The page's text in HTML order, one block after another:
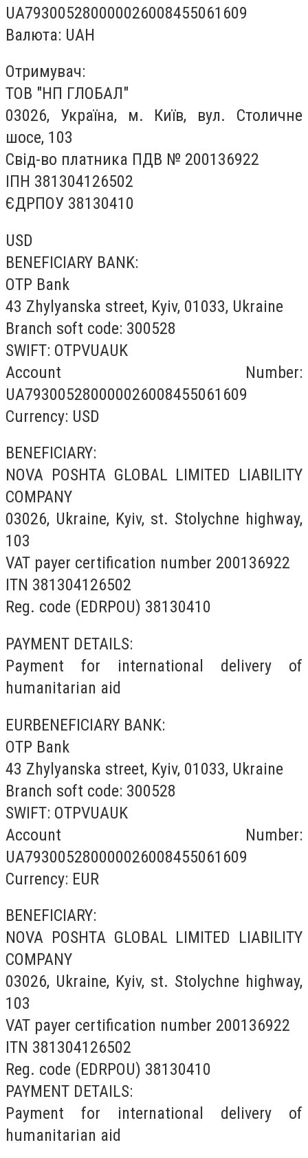
UA793005280000026008455061609
Валюта: UAH
Отримувач:
ТОВ "НП ГЛОБАЛ"
03026, Україна, м. Київ, вул. Столичне
шосе, 103
Свід-во платника ПДВ № 200136922
ІПН 381304126502
ЄДРПОУ 38130410
USD
BENEFICIARY BANK:
OTP Bank
43 Zhylyanska street, Kyiv, 01033, Ukraine
Branch soft code: 300528
SWIFT: OTPVUAUK
Account Number:
UA793005280000026008455061609
Currency: USD
BENEFICIARY:
NOVA POSHTA GLOBAL LIMITED LIABILITY
COMPANY
03026, Ukraine, Kyiv, st. Stolychne highway,
103
VAT payer certification number 200136922
ITN 381304126502
Reg. code (EDRPOU) 38130410
PAYMENT DETAILS:
Payment for international delivery of
humanitarian aid
EURBENEFICIARY BANK:
OTP Bank
43 Zhylyanska street, Kyiv, 01033, Ukraine
Branch soft code: 300528
SWIFT: OTPVUAUK
Account Number:
UA793005280000026008455061609
Currency: EUR
BENEFICIARY:
NOVA POSHTA GLOBAL LIMITED LIABILITY
COMPANY
03026, Ukraine, Kyiv, st. Stolychne highway,
103
VAT payer certification number 200136922
ITN 381304126502
Reg. code (EDRPOU) 38130410
PAYMENT DETAILS:
Payment for international delivery of
humanitarian aid